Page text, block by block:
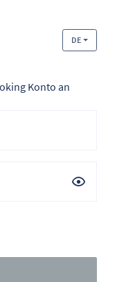
DE
Konto an